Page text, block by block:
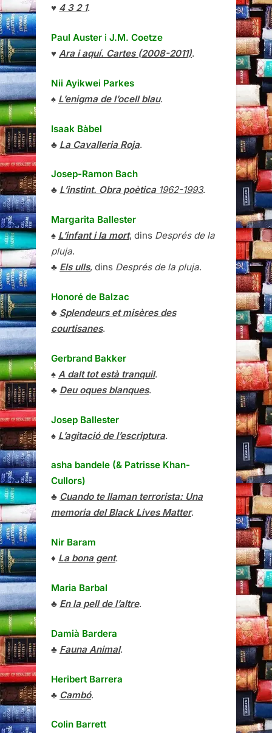
♥ 4 3 2 1.
Paul Auster i J.M. Coetze
♥ Ara i aquí. Cartes (2008-2011).
Nii Ayikwei Parkes
♠ L’enigma de l’ocell blau.
Isaak Bàbel
♣ La Cavalleria Roja.
Josep-Ramon Bach
♣ L’instint. Obra poètica1962-1993.
Margarita Ballester
♠ L’infant i la mort, dins Després de la
pluja.
♣ Els ulls, dins Després de la pluja.
Honoré de Balzac
♣ Splendeurs et misères des
courtisanes.
Gerbrand Bakker
♠ A dalt tot està tranquil.
♣ Deu oques blanques.
Josep Ballester
♠ L’agitació de l’escriptura.
asha bandele (& Patrisse Khan-
Cullors)
♣ Cuando te llaman terrorista: Una
memoria del Black Lives Matter.
Nir Baram
♦ La bona gent.
Maria Barbal
♣ En la pell de l’altre.
Damià Bardera
♣ Fauna Animal.
Heribert Barrera
♣ Cambó.
Colin Barrett